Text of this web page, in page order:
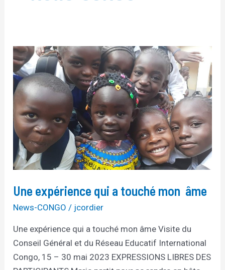
Une expérience qui a touché mon âme
News-CONGO / jcordier
Une expérience qui a touché mon âme Visite du
Conseil Général et du Réseau Educatif International
Congo, 15 – 30 mai 2023 EXPRESSIONS LIBRES DES
Une
expérience
qui
a
touché
mon
âme